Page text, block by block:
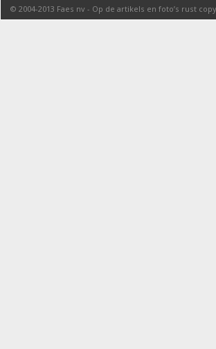
© 2004-2013 Faes nv - Op de artikels en foto’s rust